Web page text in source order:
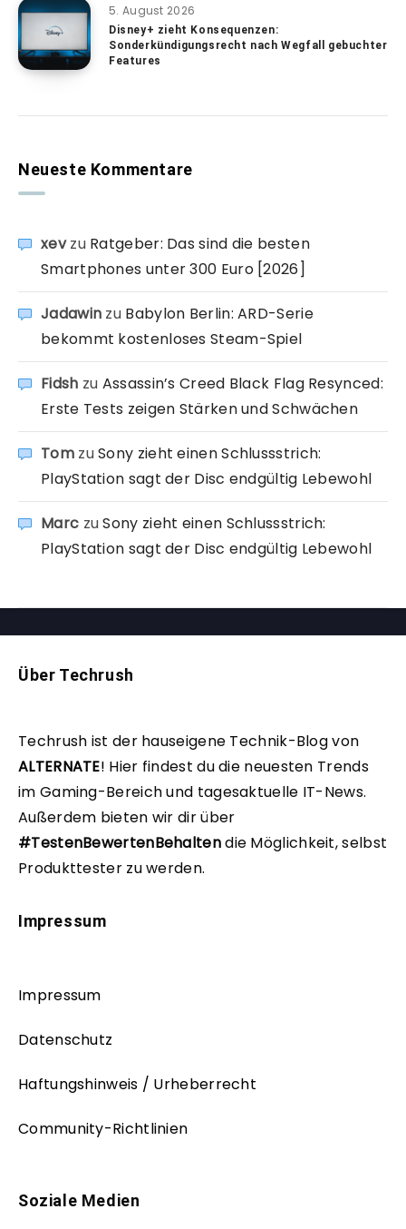
5. August 2026
Disney+ zieht Konsequenzen:
Sonderkündigungsrecht nach Wegfall gebuchter
Features
Neueste Kommentare
xevzu Ratgeber: Das sind die besten
Smartphones unter 300 Euro [2026]
Jadawin zu Babylon Berlin: ARD-Serie
bekommt kostenloses Steam-Spiel
Fidsh zu Assassin’s Creed Black Flag Resynced:
Erste Tests zeigen Stärken und Schwächen
TomzuSony zieht einen Schlussstrich:
PlayStation sagt der Disc endgültig Lebewohl
Marc zuSony zieht einen Schlussstrich:
PlayStation sagt der Disc endgültig Lebewohl
Über Techrush
Techrush ist der hauseigene Technik-Blog von
ALTERNATE! Hier findest du die neuesten Trends
im Gaming-Bereich und tagesaktuelle IT-News.
Außerdem bieten wir dir über
#TestenBewertenBehaltendie Möglichkeit, selbst
Produkttester zu werden.
Impressum
Impressum
Datenschutz
Haftungshinweis / Urheberrecht
Community-Richtlinien
Soziale Medien